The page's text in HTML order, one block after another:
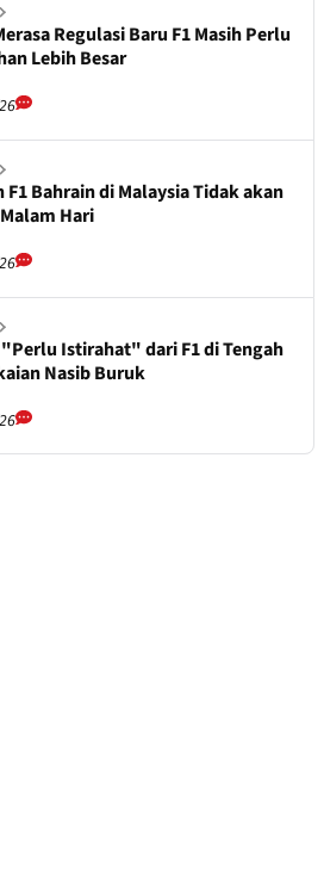
Regulasi Baru F1 Masih Perlu
Lebih Besar
F1 Bahrain di Malaysia Tidak akan
Hari
Istirahat" dari F1 di Tengah
Nasib Buruk